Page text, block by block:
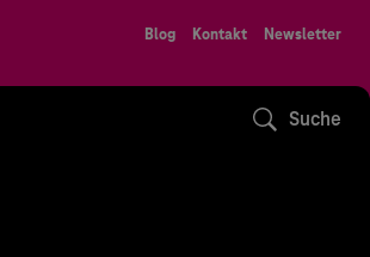
Blog Kontakt Newsletter
Suche